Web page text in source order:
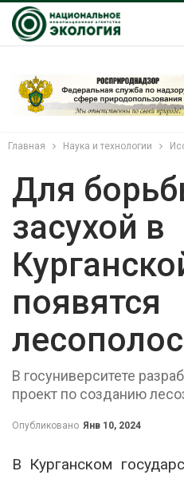
Главная Наука и технологии
Для
засухой в
появятся
В госуниверситете
проект по созданию
Опубликовано Янв 10, 2024
В Курганском